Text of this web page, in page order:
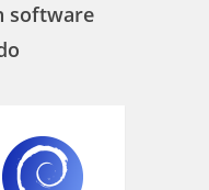
software